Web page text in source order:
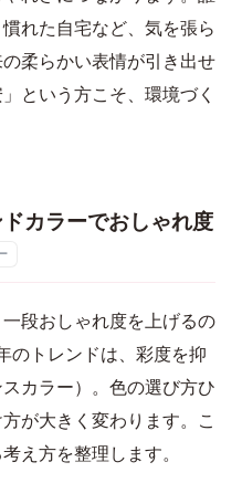
れた自宅など、気を張ら
柔らかい表情が引き出せ
という方こそ、環境づく
カラーでおしゃれ度
段おしゃれ度を上げるの
のトレンドは、彩度を抑
カラー）。色の選び方ひ
が大きく変わります。こ
え方を整理します。